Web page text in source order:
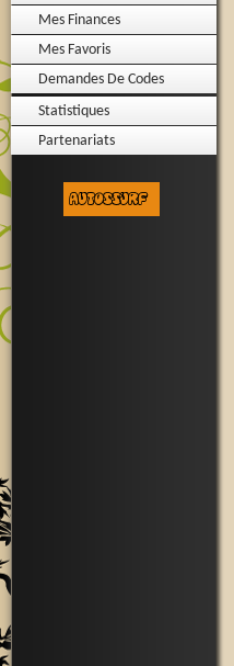
Mes Finances
Mes Favoris
Demandes De Codes
Statistiques
Partenariats